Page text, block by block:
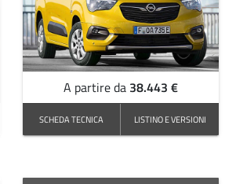
A partire da 38.443 €
SCHEDA TECNICA LISTINO E VERSIONI